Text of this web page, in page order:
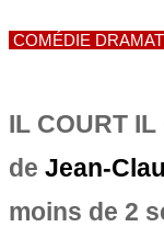
COMÉDIE
IL COURT IL
de Jean-
moins de 2